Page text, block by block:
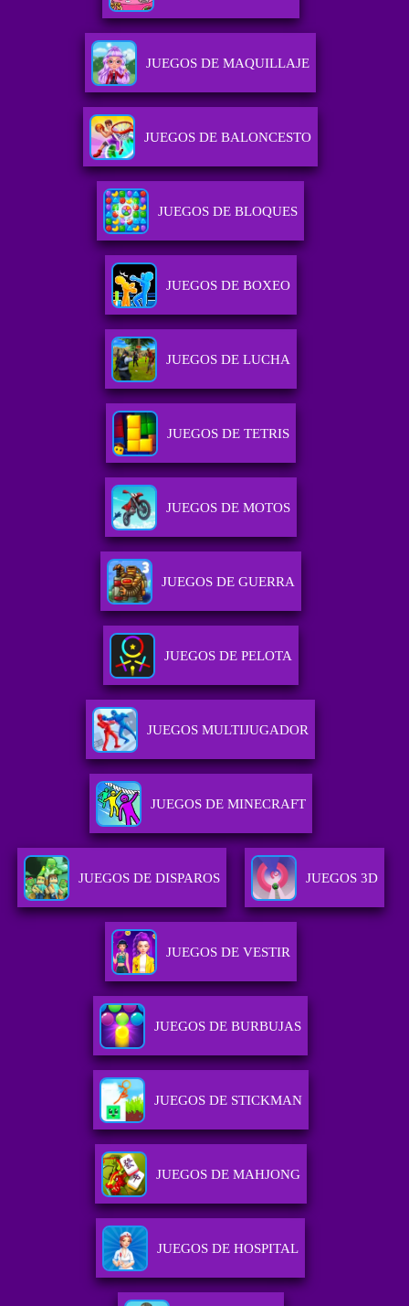
JUEGOS DE MAQUILLAJE
JUEGOS DE BALONCESTO
JUEGOS DE BLOQUES
JUEGOS DE BOXEO
JUEGOS DE LUCHA
JUEGOS DE TETRIS
JUEGOS DE MOTOS
JUEGOS DE GUERRA
JUEGOS DE PELOTA
JUEGOS MULTIJUGADOR
JUEGOS DE MINECRAFT
JUEGOS DE DISPAROS JUEGOS 3D
JUEGOS DE VESTIR
JUEGOS DE BURBUJAS
JUEGOS DE STICKMAN
JUEGOS DE MAHJONG
JUEGOS DE HOSPITAL